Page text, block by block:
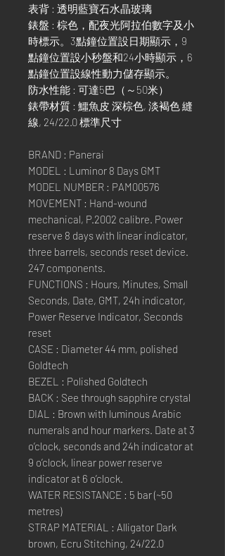
表背 : 透明藍寶石水晶玻璃
錶盤 : 棕色，配夜光阿拉伯數字及小
時標示。3點鐘位置設日期顯示，9
點鐘位置設小秒盤和24小時顯示，6
點鐘位置設線性動力儲存顯示。
防水性能 : 可達5巴（～50米）
錶帶材質 : 鱷魚皮 深棕色, 淡褐色 縫
線, 24/22.0 標準尺寸
BRAND : Panerai
MODEL : Luminor 8 Days GMT
MODEL NUMBER : PAM00576
MOVEMENT : Hand-wound
mechanical, P.2002 calibre. Power
reserve 8 days with linear indicator,
three barrels, seconds reset device.
247 components.
FUNCTIONS : Hours, Minutes, Small
Seconds, Date, GMT, 24h indicator,
Power Reserve Indicator, Seconds
reset
CASE : Diameter 44 mm, polished
Goldtech
BEZEL : Polished Goldtech
BACK : See through sapphire crystal
DIAL : Brown with luminous Arabic
numerals and hour markers. Date at 3
o’clock, seconds and 24h indicator at
9 o’clock, linear power reserve
indicator at 6 o’clock.
WATER RESISTANCE : 5 bar (~50
metres)
STRAP MATERIAL : Alligator Dark
brown, Ecru Stitching, 24/22.0